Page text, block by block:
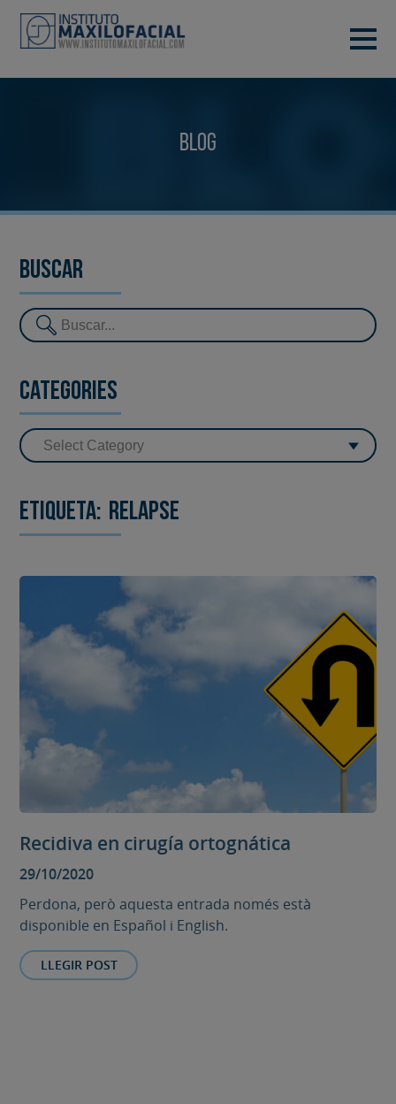
Blog
Buscar
Categories
Etiqueta: relapse
Recidiva en cirugía ortognática
29/10/2020
Perdona, però aquesta entrada només està
disponible en Español i English.
LLEGIR POST